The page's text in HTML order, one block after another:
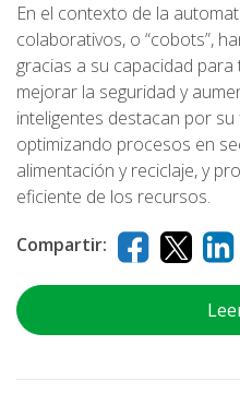
En el contexto de la
colaborativos, o “cobots”,
gracias a su capacidad
mejorar la seguridad y
inteligentes destacan por
optimizando procesos en
alimentación y reciclaje, y
eficiente de los recursos.
Compartir: